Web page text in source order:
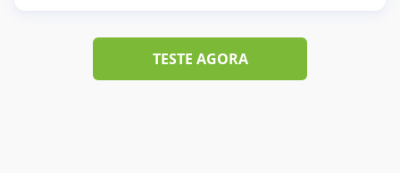
TESTE AGORA